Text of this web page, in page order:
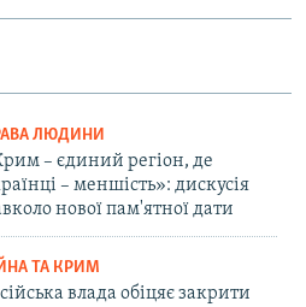
ЛЮДИНИ
– єдиний регіон, де
– меншість»: дискусія
нової пам'ятної дати
ТА КРИМ
влада обіцяє закрити